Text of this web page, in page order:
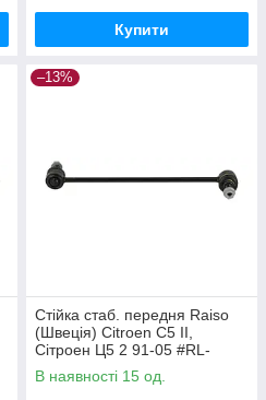
Купити
–13%
Стійка стаб. передня Raiso
(Швеція) Citroen C5 II,
Сітроен Ц5 2 91-05 #RL-
138860V UAQEZFD17
В наявності 15 од.